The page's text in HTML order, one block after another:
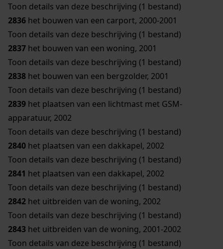
Toon details van deze beschrijving (1 bestand)
2836 het bouwen van een carport, 2000-2001
Toon details van deze beschrijving (1 bestand)
2837 het bouwen van een woning, 2001
Toon details van deze beschrijving (1 bestand)
2838 het bouwen van een bergzolder, 2001
Toon details van deze beschrijving (1 bestand)
2839 het plaatsen van een lichtmast met GSM-
apparatuur, 2002
Toon details van deze beschrijving (1 bestand)
2840 het plaatsen van een dakkapel, 2002
Toon details van deze beschrijving (1 bestand)
2841 het plaatsen van een dakkapel, 2002
Toon details van deze beschrijving (1 bestand)
2842 het uitbreiden van de woning, 2002
Toon details van deze beschrijving (1 bestand)
2843 het uitbreiden van de woning, 2001-2002
Toon details van deze beschrijving (1 bestand)